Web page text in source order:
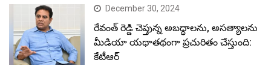
December 30, 2024
రేవంత్ రెడ్డి చెప్తున్న అబద్ధాలను, అసత్యాలను
మీడియా యథాతథంగా ప్రచురితం చేస్తుంది:
కేటీఆర్